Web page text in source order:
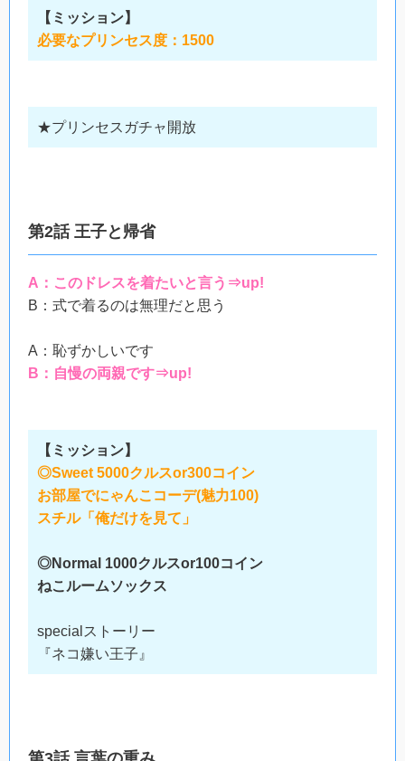
【ミッション】
必要なプリンセス度：1500
★プリンセスガチャ開放
第2話 王子と帰省
A：このドレスを着たいと言う⇒up!
B：式で着るのは無理だと思う
A：恥ずかしいです
B：自慢の両親です⇒up!
【ミッション】
◎Sweet 5000クルスor300コイン
お部屋でにゃんこコーデ(魅力100)
スチル「俺だけを見て」
◎Normal 1000クルスor100コイン
ねこルームソックス
specialストーリー
『ネコ嫌い王子』